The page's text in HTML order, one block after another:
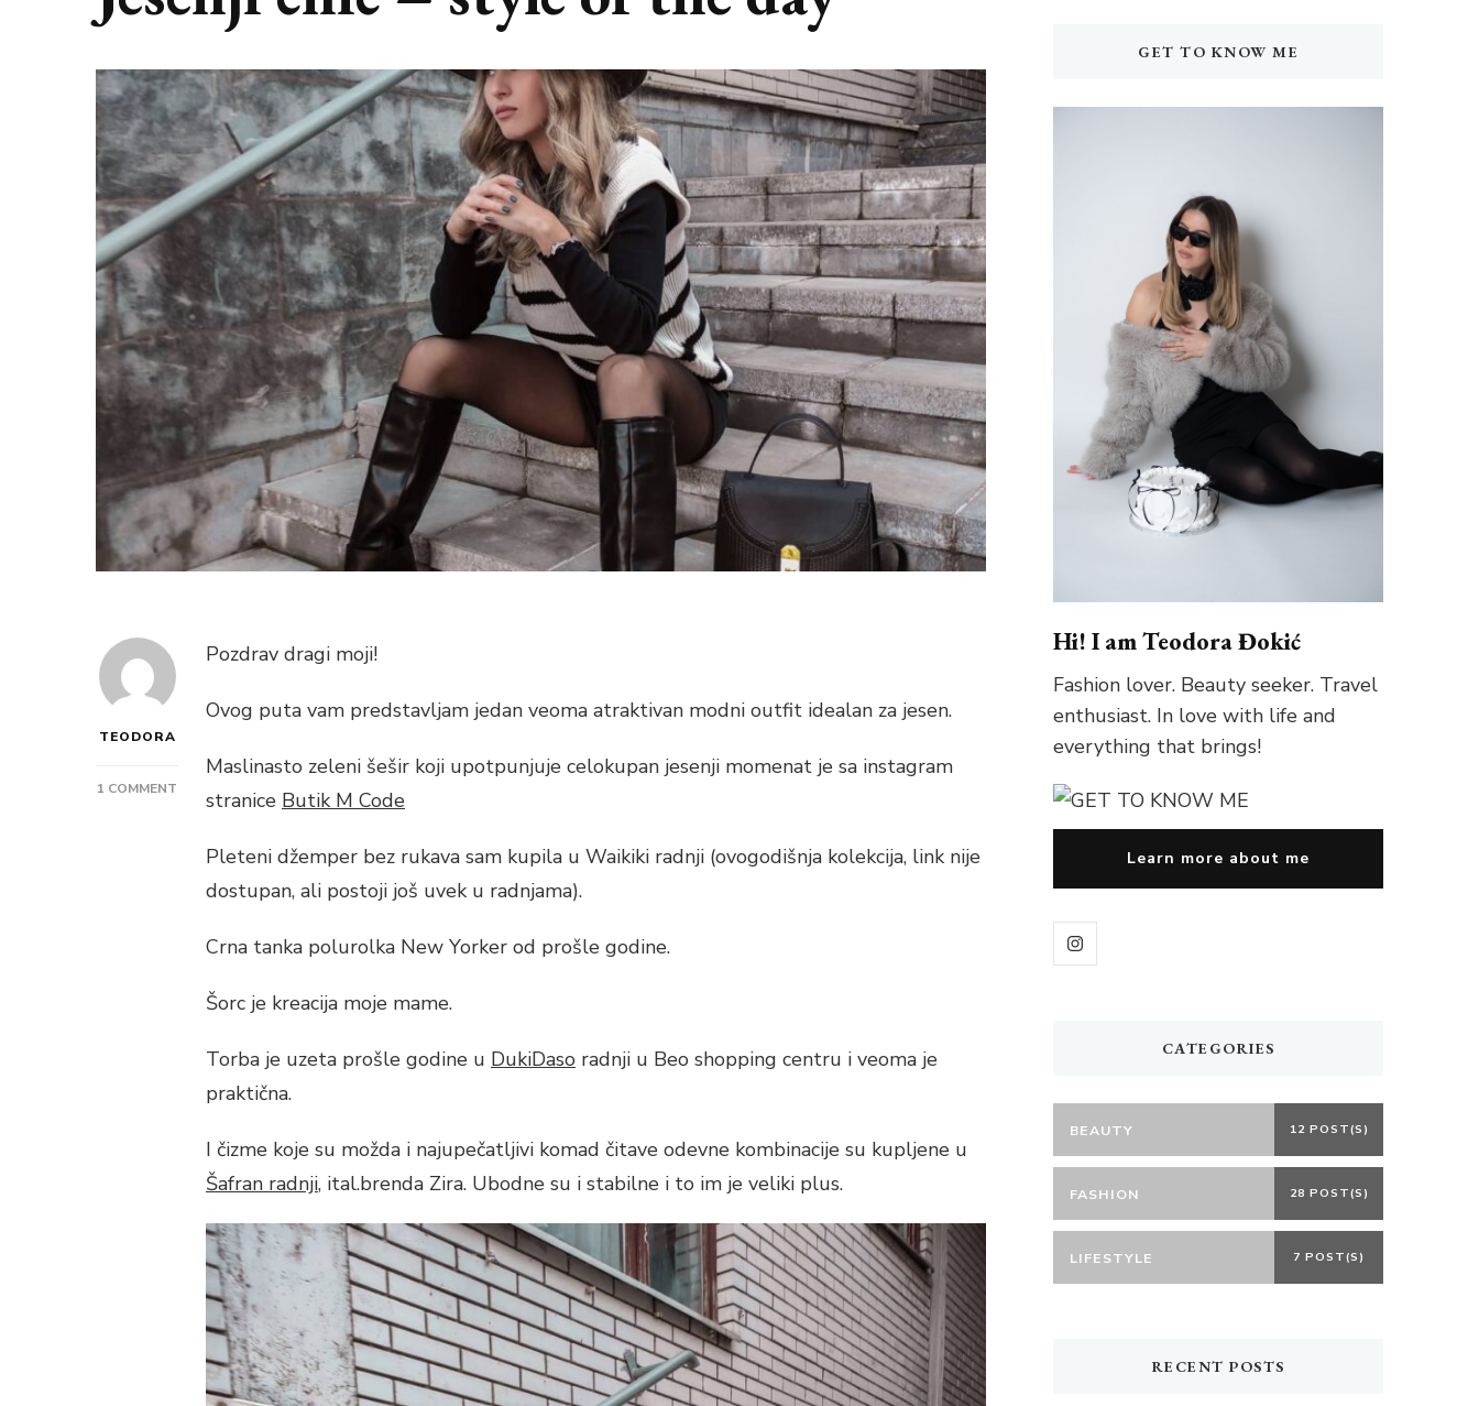
TEODORA
1 COMMENT
JESENJI
STYLE
Pozdrav dragi moji!
Ovog puta vam predstavljam jedan veoma atraktivan modni outfit idealan za jesen.
Maslinasto zeleni šešir koji upotpunjuje celokupan jesenji momenat je sa instagram
stranice Butik M Code
Pleteni džemper bez rukava sam kupila u Waikiki radnji (ovogodišnja kolekcija, link nije
dostupan, ali postoji još uvek u radnjama).
Crna tanka polurolka New Yorker od prošle godine.
Šorc je kreacija moje mame.
Torba je uzeta prošle godine u DukiDaso radnji u Beo shopping centru i veoma je
praktična.
I čizme koje su možda i najupečatljivi komad čitave odevne kombinacije su kupljene u
Šafran radnji, ital.brenda Zira. Ubodne su i stabilne i to im je veliki plus.
GET TO KNOW ME
Hi! I am Teodora Đokić
Fashion lover. Beauty seeker. Travel
enthusiast. In love with life and
everything that brings!
Learn more about me
CATEGORIES
BEAUTY 12 POST(S)
FASHION 28 POST(S)
LIFESTYLE 7 POST(S)
RECENT POSTS